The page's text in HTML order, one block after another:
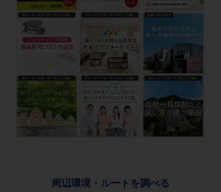
周辺環境・ルートを調べる